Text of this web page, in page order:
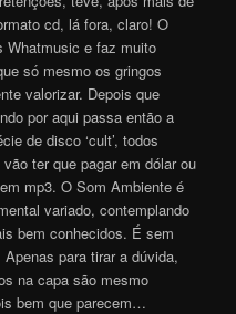
cd, lá fora, claro! O
Whatmusic e faz muito
só mesmo os gringos
valorizar. Depois que
por aqui passa então a
de disco ‘cult’, todos
ter que pagar em dólar ou
mp3. O Som Ambiente é
variado, contemplando
bem conhecidos. É sem
para tirar a dúvida,
na capa são mesmo
bem que parecem…